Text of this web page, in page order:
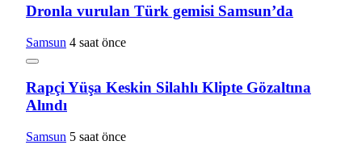
Dronla vurulan Türk gemisi Samsun’da
Samsun 4 saat önce
Rapçi Yüşa Keskin Silahlı Klipte Gözaltına
Alındı
Samsun 5 saat önce